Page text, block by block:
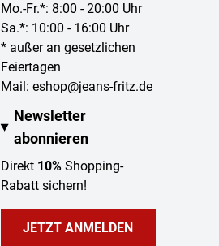
Mo.-Fr.*: 8:00 - 20:00 Uhr
Sa.*: 10:00 - 16:00 Uhr
* außer an gesetzlichen
Feiertagen
Mail: eshop@jeans-fritz.de
Newsletter
abonnieren
Direkt 10%Shopping-
Rabatt sichern!
JETZT ANMELDEN